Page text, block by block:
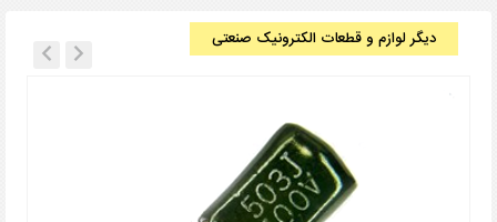
دیگر لوازم و قطعات الکترونیک صنعتی